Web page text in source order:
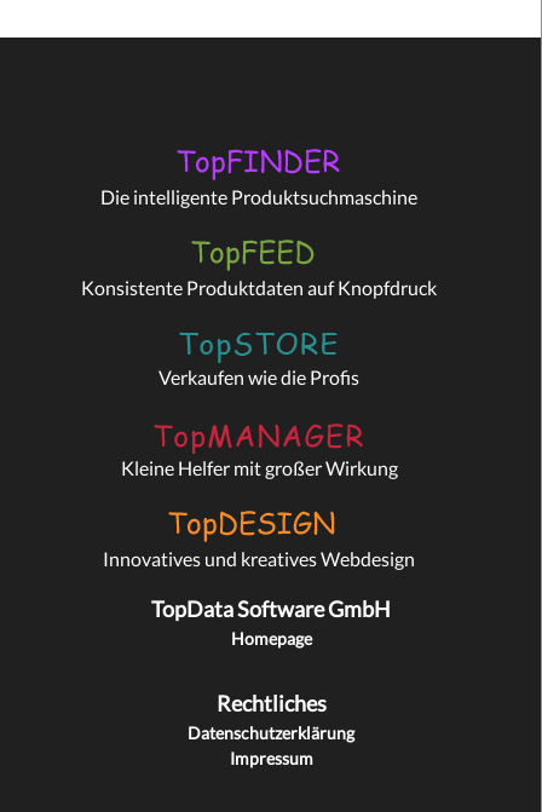
Die intelligente Produktsuchmaschine
Konsistente Produktdaten auf Knopfdruck
Verkaufen wie die Profis
Kleine Helfer mit großer Wirkung
Innovatives und kreatives Webdesign
TopData Software GmbH
Homepage
Rechtliches
Datenschutzerklärung
Impressum